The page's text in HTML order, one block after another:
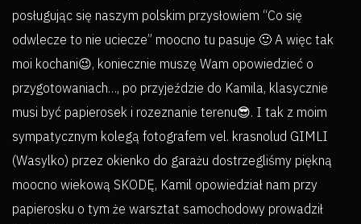
posługując się naszym polskim przysłowiem “Co się
odwlecze to nie uciecze” moocno tu pasuje 🙂 A więc tak
moi kochani😉, koniecznie muszę Wam opowiedzieć o
przygotowaniach…, po przyjeździe do Kamila, klasycznie
musi być papierosek i rozeznanie terenu😎. I tak z moim
sympatycznym kolegą fotografem vel. krasnolud GIMLI
(Wasylko) przez okienko do garażu dostrzegliśmy piękną
moocno wiekową SKODĘ, Kamil opowiedział nam przy
papierosku o tym że warsztat samochodowy prowadził